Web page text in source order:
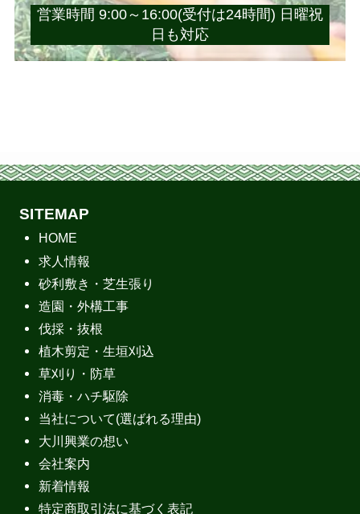
営業時間 9:00～16:00(受付は24時間) 日曜祝
日も対応
SITEMAP
HOME
求人情報
砂利敷き・芝生張り
造園・外構工事
伐採・抜根
植木剪定・生垣刈込
草刈り・防草
消毒・ハチ駆除
当社について(選ばれる理由)
大川興業の想い
会社案内
新着情報
特定商取引法に基づく表記